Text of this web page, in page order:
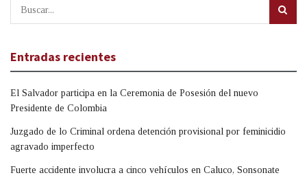
Entradas recientes
El Salvador participa en la Ceremonia de Posesión del nuevo
Presidente de Colombia
Juzgado de lo Criminal ordena detención provisional por feminicidio
agravado imperfecto
Fuerte accidente involucra a cinco vehículos en Caluco, Sonsonate